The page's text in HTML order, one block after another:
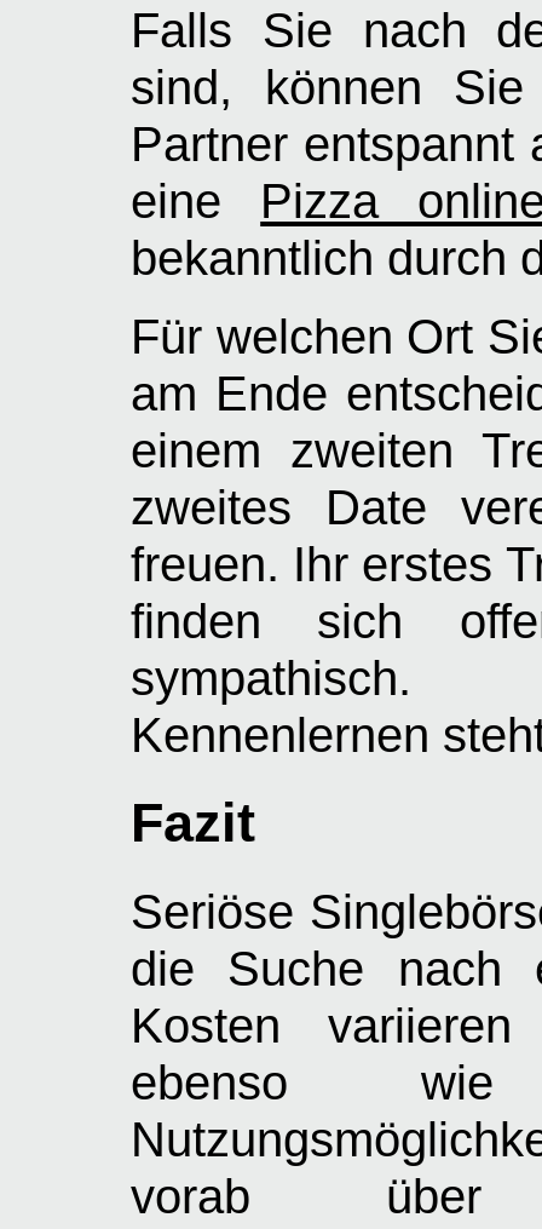
Falls Sie nach
sind, können
Partner entspannt
eine Pizza
bekanntlich durch
Für welchen Ort
am Ende
einem zweiten
zweites Date
freuen. Ihr erstes
finden sich
sympathisch.
Kennenlernen
Fazit
Seriöse
die Suche nach
Kosten
ebenso wie
vorab über